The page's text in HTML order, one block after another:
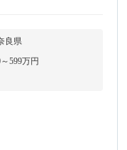
良県
599万円